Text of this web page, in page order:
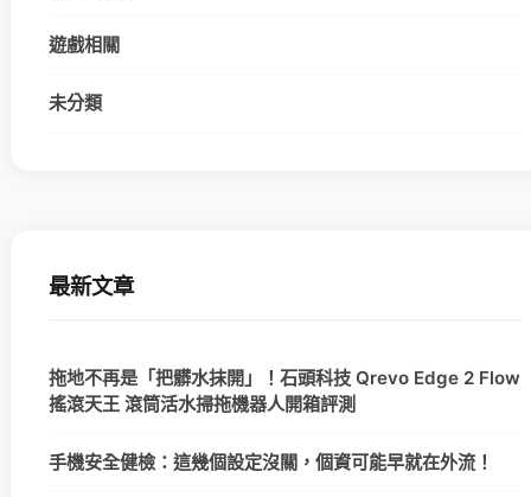
遊戲相關
未分類
最新文章
拖地不再是「把髒水抹開」！石頭科技 Qrevo Edge 2 Flow
搖滾天王 滾筒活水掃拖機器人開箱評測
手機安全健檢：這幾個設定沒關，個資可能早就在外流！